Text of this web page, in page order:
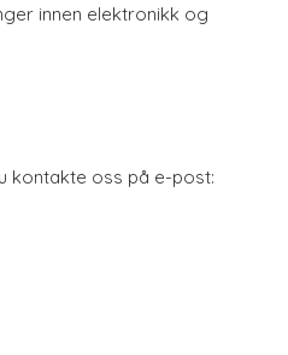
innen elektronikk og
kontakte oss på e-post: